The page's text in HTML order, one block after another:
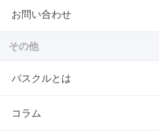
お問い合わせ
その他
パスクルとは
コラム